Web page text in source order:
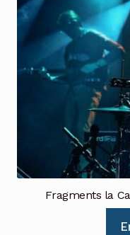
Fragments la